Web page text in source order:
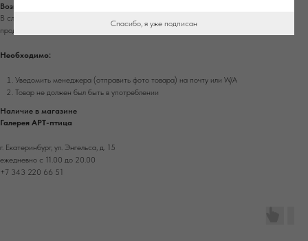
Возврат
В случае обнаружения дефекта на изделии, которое не было оговорено заранее с
продавцом, вы можете вернуть изделие в течение 7 дней с момента получения.
Необходимо:
Уведомить менеджера (отправить фото товара) на почту или W/А
Товар не должен был быть в употреблении
Наличие в магазине
Галерея АРТ-птица
г. Екатеринбург, ул. Энгельса, д. 15
ежедневно с 11.00 до 20.00
+7 343 220 66 51
Спасибо, я уже подписан